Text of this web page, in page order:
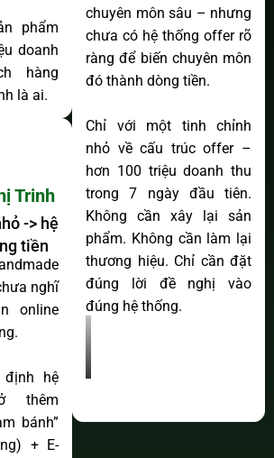
phẩm
doanh
hàng
là ai.
Trinh
-> hệ
tiền
nghĩ
online
hệ
thêm
bánh”
+ E-
chuyên môn sâu – nhưng
chưa có hệ thống offer rõ
ràng để biến chuyên môn
đó thành dòng tiền.
Chỉ với một tinh chỉnh
nhỏ về cấu trúc offer –
hơn 100 triệu doanh thu
trong 7 ngày đầu tiên.
Không cần xây lại sản
phẩm. Không cần làm lại
thương hiệu. Chỉ cần đặt
đúng lời đề nghị vào
đúng hệ thống.